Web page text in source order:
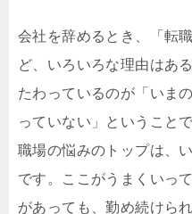
会社を辞めるとき、「転
ど、いろいろな理由はあ
たわっているのが「いま
っていない」ということで
職場の悩みのトップは、
です。ここがうまくいっ
があっても、勤め続けら